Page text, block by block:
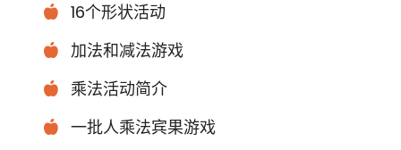
16个形状活动
加法和减法游戏
乘法活动简介
一批人乘法宾果游戏